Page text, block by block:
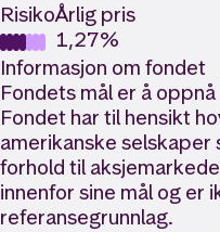
RisikoÅrlig pris
1,27%
Informasjon om fondet
Fondets mål er å
Fondet har til hensikt
amerikanske selskaper
forhold til
innenfor sine mål og er
referansegrunnlag.